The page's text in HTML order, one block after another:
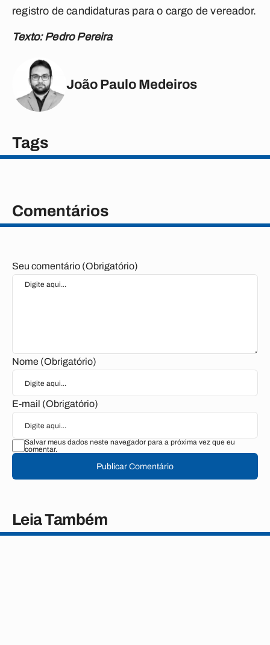
registro de candidaturas para o cargo de vereador.
Texto: Pedro Pereira
João Paulo Medeiros
Tags
Comentários
Seu comentário (Obrigatório)
Nome (Obrigatório)
E-mail (Obrigatório)
Salvar meus dados neste navegador para a próxima vez que eu
comentar.
Publicar Comentário
Leia Também